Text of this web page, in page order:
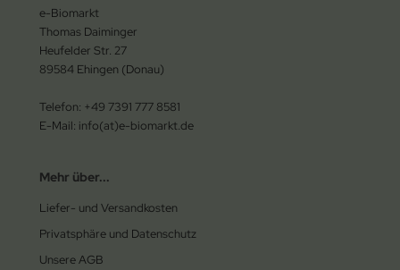
e-Biomarkt
Thomas Daiminger
Heufelder Str. 27
89584 Ehingen (Donau)
Telefon: +49 7391 777 8581
E-Mail: info(at)e-biomarkt.de
Mehr über...
Liefer- und Versandkosten
Privatsphäre und Datenschutz
Unsere AGB